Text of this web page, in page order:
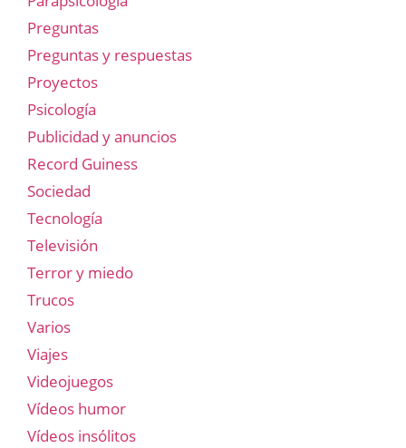
Preguntas
Preguntas y respuestas
Proyectos
Psicología
Publicidad y anuncios
Record Guiness
Sociedad
Tecnología
Televisión
Terror y miedo
Trucos
Varios
Viajes
Videojuegos
Vídeos humor
Vídeos insólitos